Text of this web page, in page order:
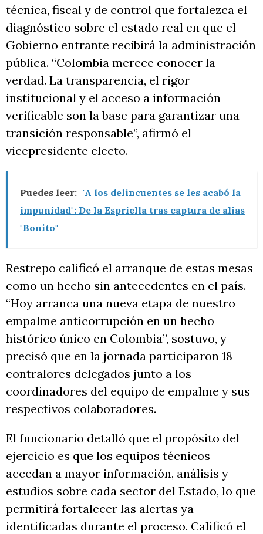
técnica, fiscal y de control que fortalezca el
diagnóstico sobre el estado real en que el
Gobierno entrante recibirá la administración
pública. “Colombia merece conocer la
verdad. La transparencia, el rigor
institucional y el acceso a información
verificable son la base para garantizar una
transición responsable”, afirmó el
vicepresidente electo.
Puedes leer: "A los delincuentes se les acabó la
impunidad": De la Espriella tras captura de alias
"Bonito"
Restrepo calificó el arranque de estas mesas
como un hecho sin antecedentes en el país.
“Hoy arranca una nueva etapa de nuestro
empalme anticorrupción en un hecho
histórico único en Colombia”, sostuvo, y
precisó que en la jornada participaron 18
contralores delegados junto a los
coordinadores del equipo de empalme y sus
respectivos colaboradores.
El funcionario detalló que el propósito del
ejercicio es que los equipos técnicos
accedan a mayor información, análisis y
estudios sobre cada sector del Estado, lo que
permitirá fortalecer las alertas ya
identificadas durante el proceso. Calificó el